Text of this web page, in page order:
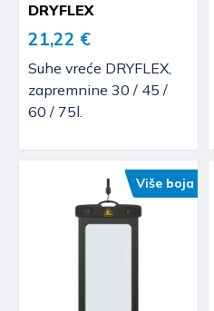
DRYFLEX
21,22 €
Suhe vreće DRYFLEX,
zapremnine 30 / 45 /
60 / 75l.
Više boja